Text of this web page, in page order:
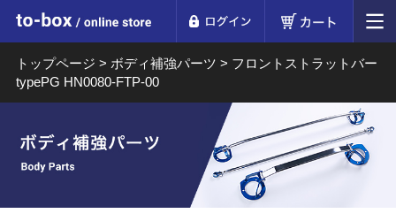
to-box online store
トップページ > ボディ補強パーツ > フロントストラットバー
typePG HN0080-FTP-00